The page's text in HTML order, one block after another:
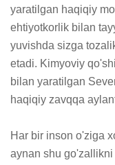
yaratilgan haqiqiy
ehtiyotkorlik bilan
yuvishda sizga
etadi. Kimyoviy
bilan yaratilgan
haqiqiy zavqqa
Har bir inson o'ziga
aynan shu